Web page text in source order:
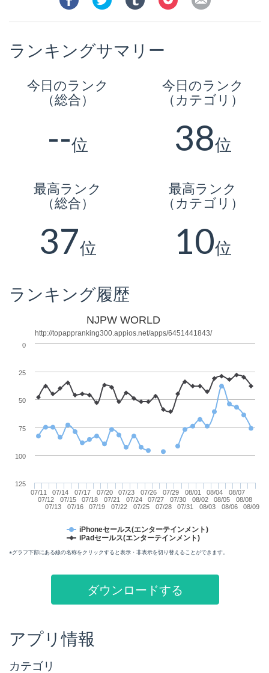
ランキングサマリー
今日のランク
（総合）
--位
今日のランク
（カテゴリ）
38位
最高ランク
（総合）
37位
最高ランク
（カテゴリ）
10位
ランキング履歴
NJPW WORLD
http://topappranking300.appios.net/apps/6451441843/
iPhoneセールス(エンターテインメント)
iPadセールス(エンターテインメント)
07/11
07/12
07/13
07/14
07/15
07/16
07/17
07/18
07/19
07/20
07/21
07/22
07/23
07/24
07/25
07/26
07/27
07/28
07/29
07/30
07/31
08/01
08/02
08/03
08/04
08/05
08/06
08/07
08/08
08/09
0
100
25
50
75
125
※グラフ下部にある線の名称をクリックすると表示・非表示を切り替えることができます。
ダウンロードする
アプリ情報
カテゴリ